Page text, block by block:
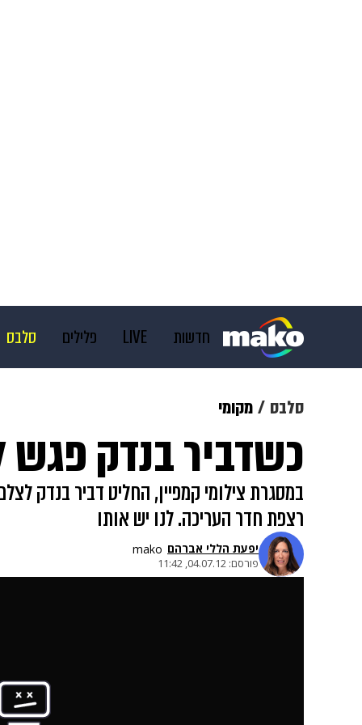
חדשות LIVE פלילים סלבס
דיגיטל גאווה ויוה משפט
סלבס מקומי
כשדביר בנדק
במסגרת צילומי קמפיין, החליט דביר בנדק
רצפת חדר העריכה. לנו יש אותו
יפעת הללי אברהם mako
פורסם: 04.07.12, 11:42